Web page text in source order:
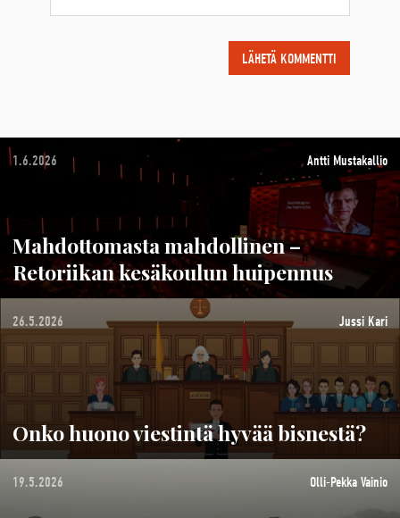
1.6.2026 Antti Mustakallio
Mahdottomasta mahdollinen –
Retoriikan kesäkoulun huipennus
26.5.2026 Jussi Kari
Onko huono viestintä hyvää bisnestä?
19.5.2026 Olli-Pekka Vainio